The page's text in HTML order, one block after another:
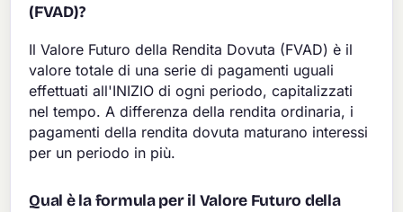
(FVAD)?
Il Valore Futuro della Rendita Dovuta (FVAD) è il
valore totale di una serie di pagamenti uguali
effettuati all'INIZIO di ogni periodo, capitalizzati
nel tempo. A differenza della rendita ordinaria, i
pagamenti della rendita dovuta maturano interessi
per un periodo in più.
Qual è la formula per il Valore Futuro della